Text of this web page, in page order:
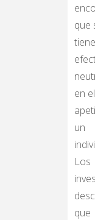
que
en el
un
Los
que